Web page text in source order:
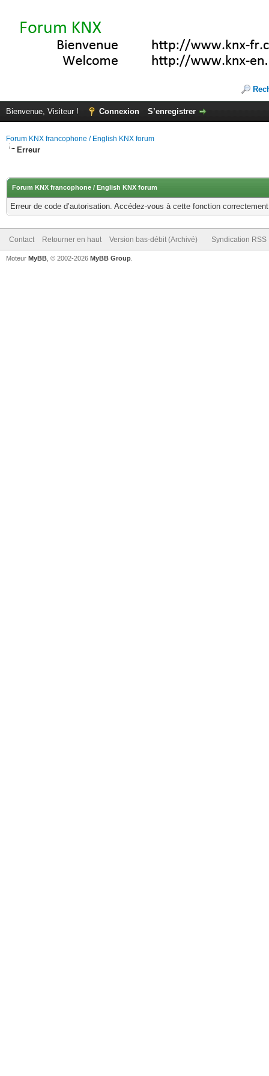
Bienvenue, Visiteur ! Connexion S’enregistrer
Forum KNX francophone / English KNX forum
Erreur
Forum KNX francophone / English KNX forum
Erreur de code d’autorisation. Accédez-vous à cette fonction
Contact Retourner en haut Version bas-débit (Archivé) Syndication RSS
Moteur MyBB , © 2002-2026 MyBB Group